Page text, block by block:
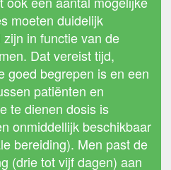
moeten duidelijk
in functie van de
Dat vereist tijd,
goed begrepen is en een
patiënten en
te dienen dosis is
onmiddellijk beschikbaar
bereiding). Men past de
(drie tot vijf dagen) aan